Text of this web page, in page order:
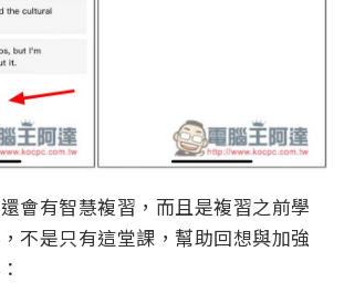
會有智慧複習，而且是複習之前學
不是只有這堂課，幫助回想與加強